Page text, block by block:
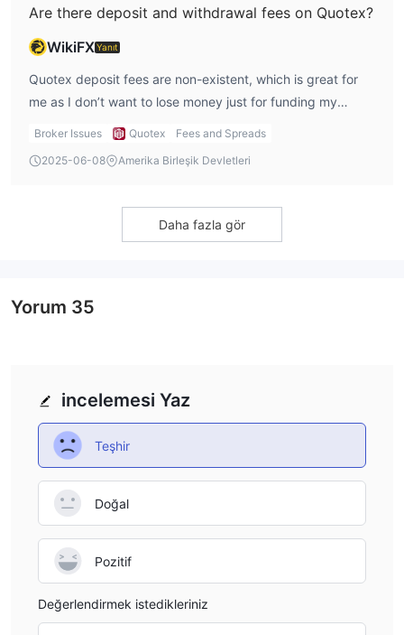
more transparent.
Are there deposit and withdrawal fees on Quotex?
WikiFXYanıt
Quotex deposit fees are non-existent, which is great for
me as I don’t want to lose money just for funding my
account. However, withdrawal fees aren’t clearly outlined,
users mention unexpected fees or delays when
processing times, I’d be wary of using the platform for
more comfortable if Quotex disclosed all of this
Broker Issues Quotex
Fees and Spreads
2025-06-08
Amerika Birleşik Devletleri
Daha fazla gör
incelemesi Yaz
Teşhir
Doğal
Pozitif
Değerlendirmek istedikleriniz
Yorum 35